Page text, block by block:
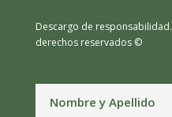
Descargo de responsabilidad.
derechos reservados ©